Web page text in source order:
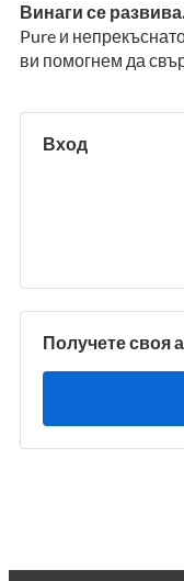
Винаги се
Pure и
ви помогнем да
Вход
Получете своя